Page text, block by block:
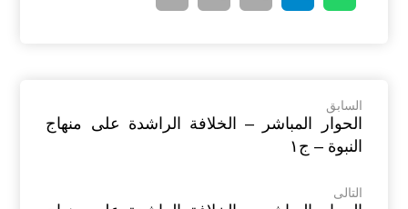
السابق
الحوار المباشر – الخلافة الراشدة على منهاج
النبوة – ج١
التالى